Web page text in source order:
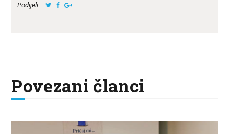
Podijeli:
Povezani članci